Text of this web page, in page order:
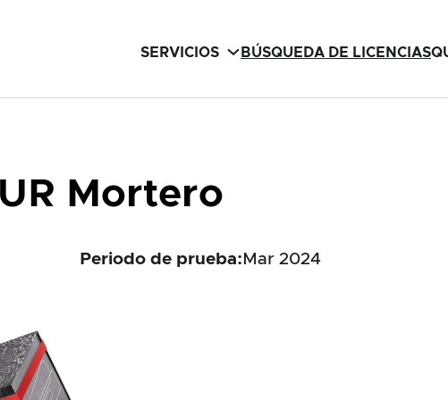
SERVICIOS BÚSQUEDA DE LICENCIAS
Mortero
Periodo de prueba: Mar 2024